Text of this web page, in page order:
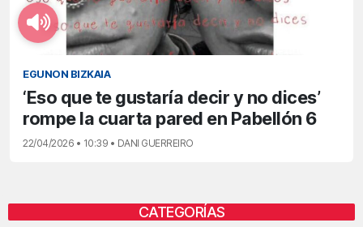
EGUNON BIZKAIA
‘Eso que te gustaría decir y no dices’
rompe la cuarta pared en Pabellón 6
22/04/2026 • 10:39 • DANI GUERREIRO
CATEGORÍAS